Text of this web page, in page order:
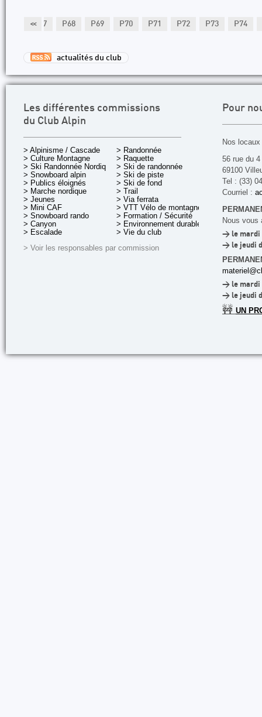
<<P67 P68 P69 P70 P71 P72 P73 P74
actualités du club
Les différentes commissions
du Club Alpin
> Alpinisme / Cascade
> Culture Montagne
> Ski Randonnée Nordique
> Snowboard alpin
> Publics éloignés
> Marche nordique
> Jeunes
> Mini CAF
> Snowboard rando
> Canyon
> Escalade
> Randonnée
> Raquette
> Ski de randonnée
> Ski de piste
> Ski de fond
> Trail
> Via ferrata
> VTT Vélo de montagne
> Formation / Sécurité
> Environnement durable
> Vie du club
> Voir les responsables par commission
Pour
Nos
56 rue du
69100
Tel : (33)
Courriel :
Nous vous
> le mardi
> le jeudi
> le mardi
> le jeudi
🚧 UN